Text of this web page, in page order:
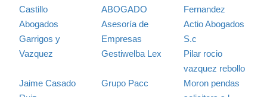
Castillo
ABOGADO
Fernandez
Abogados
Garrigos y
Vazquez
Asesoría de
Empresas
Gestiwelba Lex
Actio Abogados
S.c
Pilar rocio
vazquez rebollo
Jaime Casado
Grupo Pacc
Moron pendas